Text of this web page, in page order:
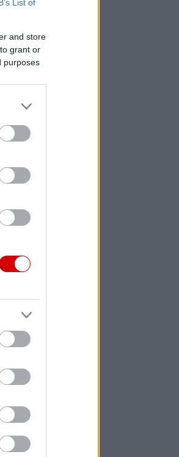
List of
and store
grant or
purposes
και ένα
εδώ: